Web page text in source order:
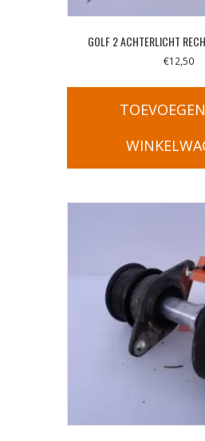
GOLF 2 ACHTERLICHT
€12,50